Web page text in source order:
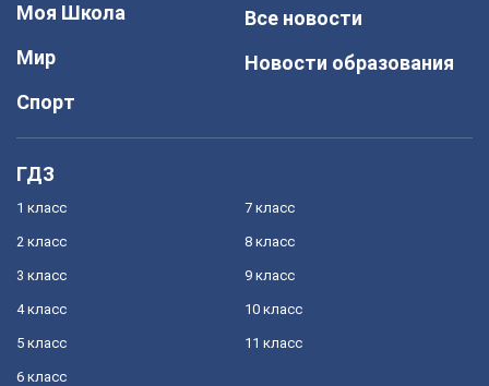
Моя Школа
Мир
Спорт
Все новости
Новости образования
ГДЗ
1 класс
2 класс
3 класс
4 класс
5 класс
6 класс
7 класс
8 класс
9 класс
10 класс
11 класс